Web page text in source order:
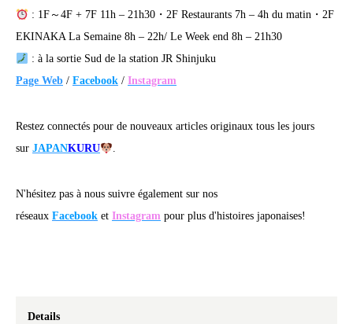
: 1F～4F + 7F 11h – 21h30・2F Restaurants 7h – 4h du matin・2F
EKINAKA La Semaine 8h – 22h/ Le Week end 8h – 21h30
: à la sortie Sud de la station JR Shinjuku
Page Web / Facebook / Instagram
Restez connectés pour de nouveaux articles originaux tous les jours
sur JAPANKURU .
N'hésitez pas à nous suivre également sur nos
réseaux Facebook et Instagram pour plus d'histoires japonaises!
Details